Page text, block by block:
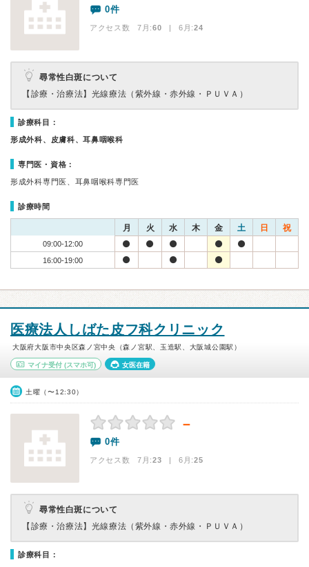
0件
アクセス数 7月:60 | 6月:24
尋常性白斑について
【診療・治療法】 光線療法（紫外線・赤外線・ＰＵＶＡ）
診療科目：
形成外科、皮膚科、耳鼻咽喉科
専門医・資格：
形成外科専門医、耳鼻咽喉科専門医
診療時間
月 火 水 木 金 土 日 祝
09:00-12:00
16:00-19:00
医療法人しばた皮フ科クリニック
大阪府大阪市中央区森ノ宮中央（森ノ宮駅、玉造駅、大阪城公園駅）
マイナ受付 (スマホ可) 女医在籍
土曜（〜12:30）
－
0件
アクセス数 7月:23 | 6月:25
尋常性白斑について
【診療・治療法】 光線療法（紫外線・赤外線・ＰＵＶＡ）
診療科目：